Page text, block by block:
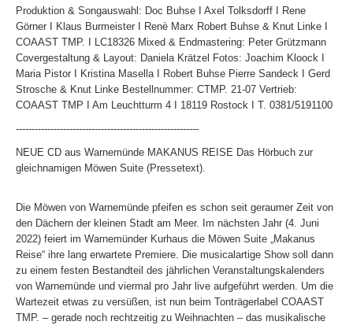
Produktion & Songauswahl: Doc Buhse I Axel Tolksdorff I Rene
Görner I Klaus Burmeister I Renè Marx Robert Buhse & Knut Linke I
COAAST TMP. I LC18326 Mixed & Endmastering: Peter Grützmann
Covergestaltung & Layout: Daniela Krätzel Fotos: Joachim Kloock I
Maria Pistor I Kristina Masella I Robert Buhse Pierre Sandeck I Gerd
Strosche & Knut Linke Bestellnummer: CTMP. 21-07 Vertrieb:
COAAST TMP I Am Leuchtturm 4 I 18119 Rostock I T. 0381/5191100
----------------------------------------------------------
NEUE CD aus Warnemünde MAKANUS REISE Das Hörbuch zur
gleichnamigen Möwen Suite (Pressetext).
Die Möwen von Warnemünde pfeifen es schon seit geraumer Zeit von
den Dächern der kleinen Stadt am Meer. Im nächsten Jahr (4. Juni
2022) feiert im Warnemünder Kurhaus die Möwen Suite „Makanus
Reise“ ihre lang erwartete Premiere. Die musicalartige Show soll dann
zu einem festen Bestandteil des jährlichen Veranstaltungskalenders
von Warnemünde und viermal pro Jahr live aufgeführt werden. Um die
Wartezeit etwas zu versüßen, ist nun beim Tonträgerlabel COAAST
TMP. – gerade noch rechtzeitig zu Weihnachten – das musikalische